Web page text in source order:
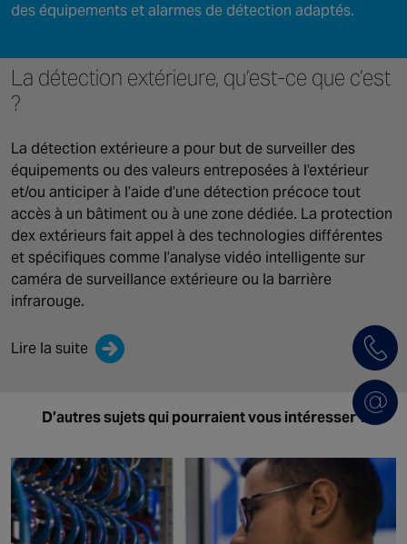
des équipements et alarmes de détection adaptés.
La détection extérieure, qu’est-ce que c’est
?
La détection extérieure a pour but de surveiller des
équipements ou des valeurs entreposées à l’extérieur
et/ou anticiper à l’aide d’une détection précoce tout
accès à un bâtiment ou à une zone dédiée. La protection
dex extérieurs fait appel à des technologies différentes
et spécifiques comme l’analyse vidéo intelligente sur
caméra de surveillance extérieure ou la barrière
infrarouge.
Lire la suite
D’autres sujets qui pourraient vous intéresser ?